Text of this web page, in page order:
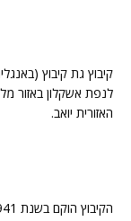
לנפת אשקלון באזור
האזורית יואב.